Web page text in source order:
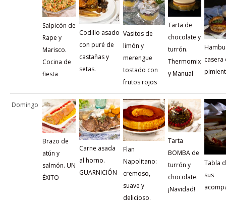
Salpicón de
Rape y
Marisco.
Cocina de
fiesta
Codillo asado
con puré de
castañas y
setas.
Vasitos de
limón y
merengue
tostado con
frutos rojos
Tarta de
chocolate y
turrón.
Thermomix
y Manual
casera
Domingo
Brazo de
atún y
salmón. UN
ÉXITO
Carne asada
al horno.
GUARNICIÓN
Flan
Napolitano:
cremoso,
suave y
delicioso.
Tarta
BOMBA de
turrón y
chocolate.
¡Navidad!
Tabla
sus